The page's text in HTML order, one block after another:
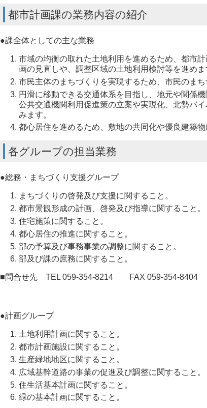
都市計画課の業務内容の紹介
●課全体としての主な業務
市域の均衡の取れた土地利用を進めるため、都市
画の見直しや、調整区域の土地利用検討等を進めま
市民主体のまちづくりを実現するため、市民のまち
円滑に移動できる交通体系を目指し、地元や関係
公共交通機関利用促進策の立案や実現化、北勢バ
みます。
都心居住を進めるため、敷地の共同化や優良建築
各グループの担当業務
●総務・まちづくり支援グループ
まちづくりの啓発及び支援に関すること。
都市景観形成の計画、啓発及び指導に関すること。
住宅施策に関すること。
都心居住の推進に関すること。
部の予算及び事務事業の調整に関すること。
部及び課の庶務に関すること。
■問合せ先 TEL 059-354-8214 FAX 059-354-8404
●計画グループ
土地利用計画に関すること。
都市計画施設に関すること。
生産緑地地区に関すること。
広域基幹道路の事業の促進及び調整に関すること。
住生活基本計画に関すること。
緑の基本計画に関すること。